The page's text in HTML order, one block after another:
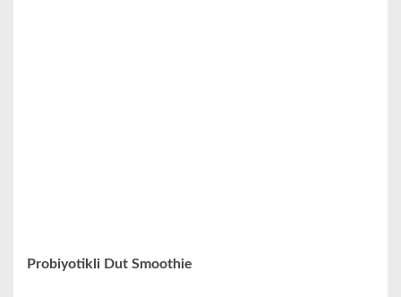
Probiyotikli Dut Smoothie